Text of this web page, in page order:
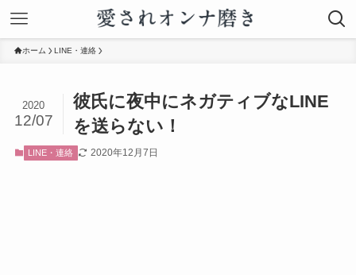
ホーム LINE・連絡
彼氏に夜中にネガティブなLINE
を送らない！
2020
12/07
LINE・連絡 2020年12月7日